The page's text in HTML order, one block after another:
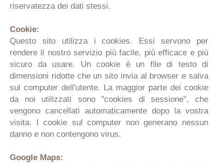
riservatezza dei dati stessi.
Cookie:
Questo sito utilizza i cookies. Essi servono per
rendere il nostro servizio più facile, più efficace e più
sicuro da usare. Un cookie è un file di testo di
dimensioni ridotte che un sito invia al browser e salva
sul computer dell'utente. La maggior parte dei cookie
da noi utilizzati sono "cookies di sessione", che
vengono cancellati automaticamente dopo la vostra
visita. I cookie sul computer non generano nessun
danno e non contengono virus.
Google Maps: